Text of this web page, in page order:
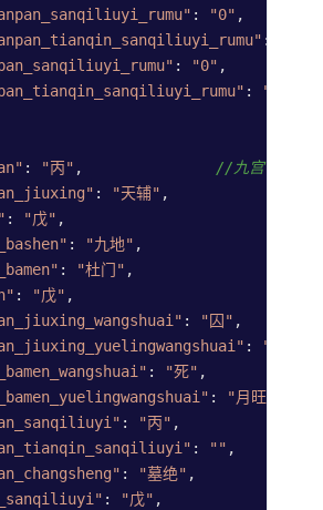
: "0" ,
:
: "0" ,
:
"0"
: "丙" , //九宫宫盘7信
: "天辅" ,
: "戊" ,
: "九地" ,
: "杜门" ,
: "戊" ,
: "囚" ,
: "月相"
: "死" ,
: "月旺"
: "丙" ,
: "" ,
: "墓绝" ,
: "戊" ,